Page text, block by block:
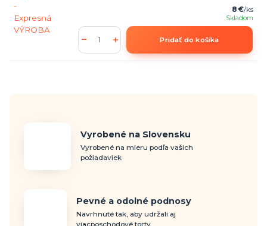
8 €/ks
Skladom
Pridať do košíka
Vyrobené na Slovensku
Vyrobené na mieru podľa vašich
požiadaviek
Pevné a odolné podnosy
Navrhnuté tak, aby udržali aj
viacposchodové torty